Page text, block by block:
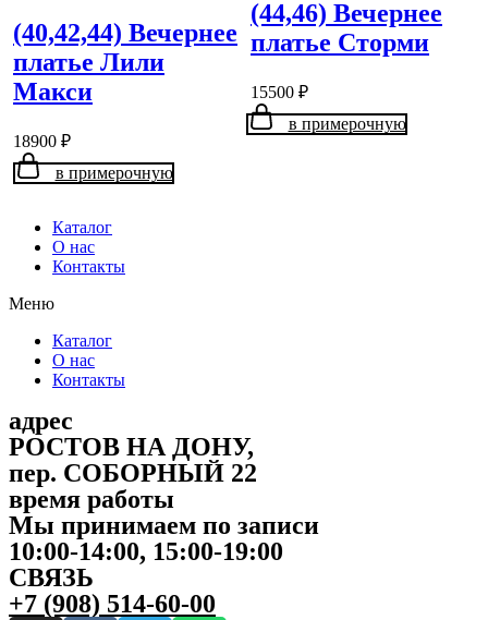
(40,42,44) Вечернее
платье Лили
Макси
18900 ₽
в примерочную
(44,46) Вечернее
платье Сторми
15500 ₽
в примерочную
Каталог
О нас
Контакты
Меню
Каталог
О нас
Контакты
адрес
РОСТОВ НА ДОНУ,
пер. СОБОРНЫЙ 22
время работы
Мы принимаем по записи
10:00-14:00, 15:00-19:00
СВЯЗЬ
+7 (908) 514-60-00